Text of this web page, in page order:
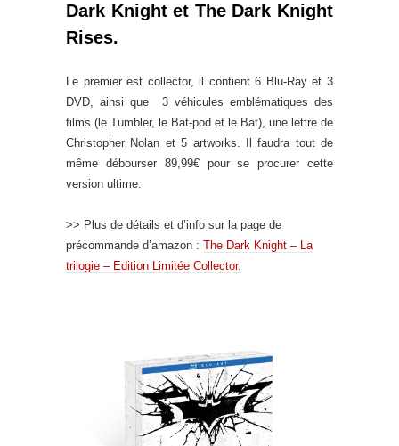
Dark Knight et The Dark Knight
Rises.
Le premier est collector, il contient 6 Blu-Ray et 3
DVD, ainsi que 3 véhicules emblématiques des
films (le Tumbler, le Bat-pod et le Bat), une lettre de
Christopher Nolan et 5 artworks. Il faudra tout de
même débourser 89,99€ pour se procurer cette
version ultime.
>> Plus de détails et d’info sur la page de
précommande d’amazon : The Dark Knight – La
trilogie – Edition Limitée Collector.